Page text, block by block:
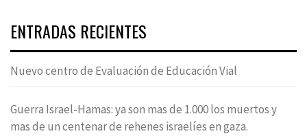
ENTRADAS RECIENTES
Nuevo centro de Evaluación de Educación Vial
Guerra Israel-Hamas: ya son mas de 1.000 los muertos y
mas de un centenar de rehenes israelíes en gaza.